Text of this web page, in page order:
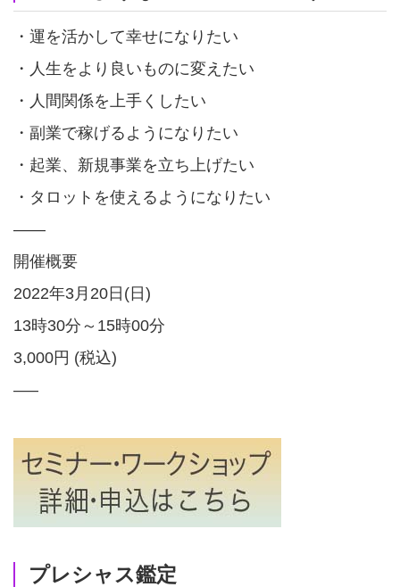
・運を活かして幸せになりたい
・人生をより良いものに変えたい
・人間関係を上手くしたい
・副業で稼げるようになりたい
・起業、新規事業を立ち上げたい
・タロットを使えるようになりたい
——
開催概要
2022年3月20日(日)
13時30分～15時00分
3,000円 (税込)
—–
プレシャス鑑定